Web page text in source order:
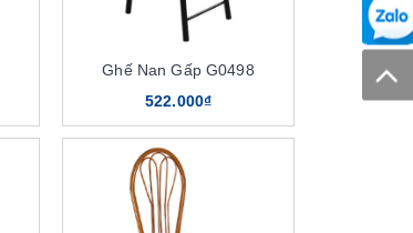
Ghế Nan Gấp G0498
522.000₫